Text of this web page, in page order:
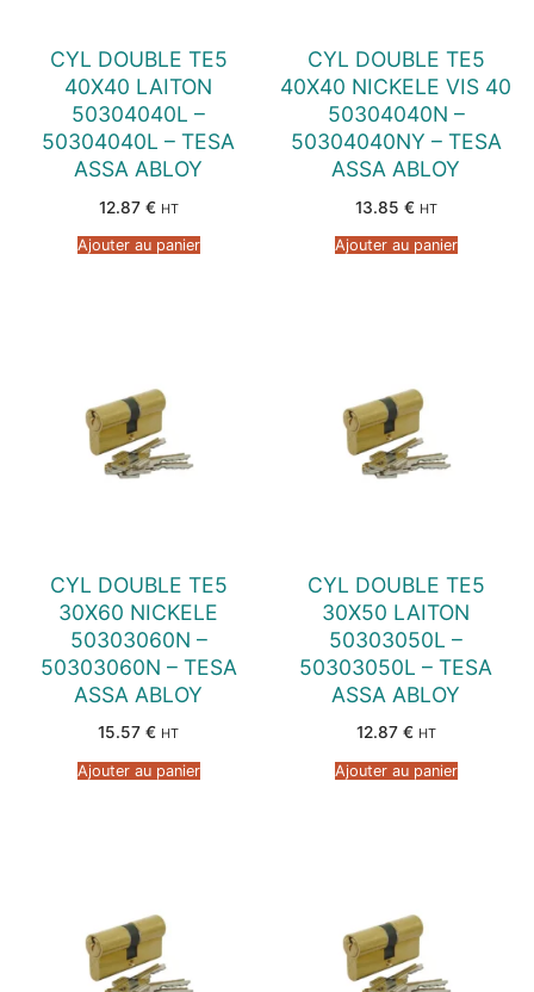
CYL DOUBLE TE5
40X40 LAITON
50304040L –
50304040L – TESA
ASSA ABLOY
12.87 € HT
Ajouter au panier
CYL DOUBLE TE5
40X40 NICKELE VIS 40
50304040N –
50304040NY – TESA
ASSA ABLOY
13.85 € HT
Ajouter au panier
CYL DOUBLE TE5
30X60 NICKELE
50303060N –
50303060N – TESA
ASSA ABLOY
15.57 € HT
Ajouter au panier
CYL DOUBLE TE5
30X50 LAITON
50303050L –
50303050L – TESA
ASSA ABLOY
12.87 € HT
Ajouter au panier